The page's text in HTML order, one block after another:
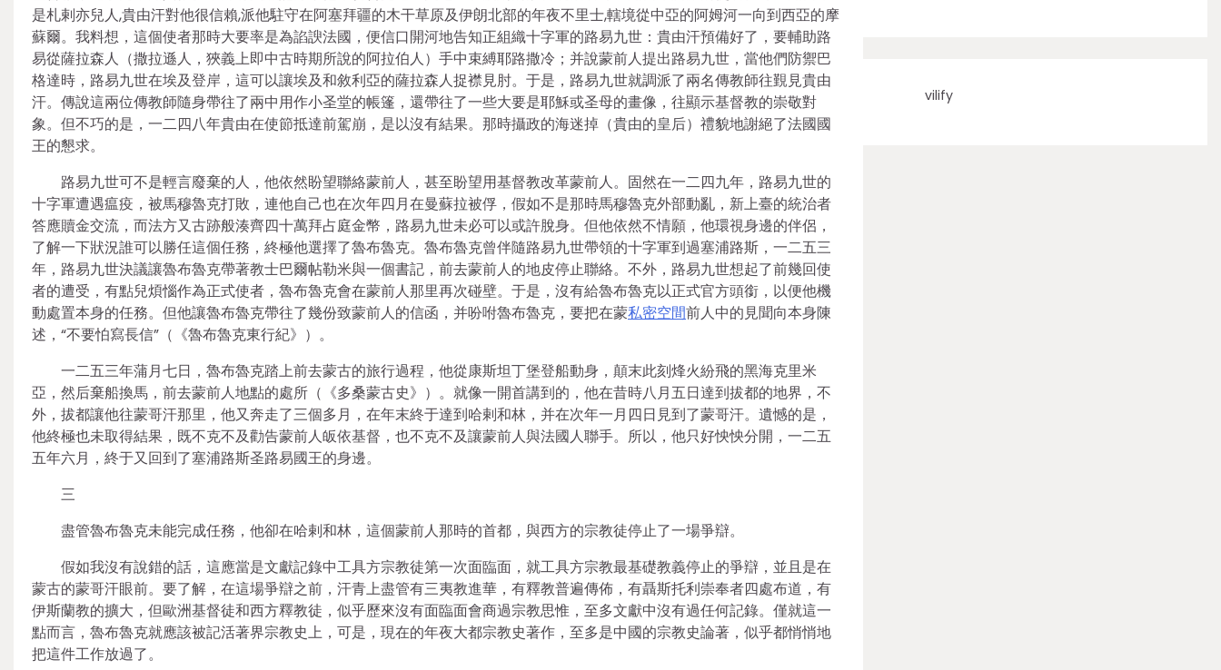
是札剌亦兒人,貴由汗對他很信賴,派他駐守在阿塞拜疆的木干草原及伊朗北部的年夜不里士,轄境從中亞的阿姆河一向到西亞的摩
蘇爾。我料想，這個使者那時大要率是為諂諛法國，便信口開河地告知正組織十字軍的路易九世：貴由汗預備好了，要輔助路
易從薩拉森人（撒拉遜人，狹義上即中古時期所說的阿拉伯人）手中束縛耶路撒冷；并說蒙前人提出路易九世，當他們防禦巴
格達時，路易九世在埃及登岸，這可以讓埃及和敘利亞的薩拉森人捉襟見肘。于是，路易九世就調派了兩名傳教師往覲見貴由
汗。傳說這兩位傳教師隨身帶往了兩中用作小圣堂的帳篷，還帶往了一些大要是耶穌或圣母的畫像，往顯示基督教的崇敬對
象。但不巧的是，一二四八年貴由在使節抵達前駕崩，是以沒有結果。那時攝政的海迷掉（貴由的皇后）禮貌地謝絕了法國國
王的懇求。
路易九世可不是輕言廢棄的人，他依然盼望聯絡蒙前人，甚至盼望用基督教改革蒙前人。固然在一二四九年，路易九世的
十字軍遭遇瘟疫，被馬穆魯克打敗，連他自己也在次年四月在曼蘇拉被俘，假如不是那時馬穆魯克外部動亂，新上臺的統治者
答應贖金交流，而法方又古跡般湊齊四十萬拜占庭金幣，路易九世未必可以或許脫身。但他依然不情願，他環視身邊的伴侶，
了解一下狀況誰可以勝任這個任務，終極他選擇了魯布魯克。魯布魯克曾伴隨路易九世帶領的十字軍到過塞浦路斯，一二五三
年，路易九世決議讓魯布魯克帶著教士巴爾帖勒米與一個書記，前去蒙前人的地皮停止聯絡。不外，路易九世想起了前幾回使
者的遭受，有點兒煩惱作為正式使者，魯布魯克會在蒙前人那里再次碰壁。于是，沒有給魯布魯克以正式官方頭銜，以便他機
動處置本身的任務。但他讓魯布魯克帶往了幾份致蒙前人的信函，并吩咐魯布魯克，要把在蒙私密空間前人中的見聞向本身陳
述，“不要怕寫長信”（《魯布魯克東行紀》）。
一二五三年蒲月七日，魯布魯克踏上前去蒙古的旅行過程，他從康斯坦丁堡登船動身，顛末此刻烽火紛飛的黑海克里米
亞，然后棄船換馬，前去蒙前人地點的處所（《多桑蒙古史》）。就像一開首講到的，他在昔時八月五日達到拔都的地界，不
外，拔都讓他往蒙哥汗那里，他又奔走了三個多月，在年末終于達到哈剌和林，并在次年一月四日見到了蒙哥汗。遺憾的是，
他終極也未取得結果，既不克不及勸告蒙前人皈依基督，也不克不及讓蒙前人與法國人聯手。所以，他只好怏怏分開，一二五
五年六月，終于又回到了塞浦路斯圣路易國王的身邊。
三
盡管魯布魯克未能完成任務，他卻在哈剌和林，這個蒙前人那時的首都，與西方的宗教徒停止了一場爭辯。
假如我沒有說錯的話，這應當是文獻記錄中工具方宗教徒第一次面臨面，就工具方宗教最基礎教義停止的爭辯，並且是在
蒙古的蒙哥汗眼前。要了解，在這場爭辯之前，汗青上盡管有三夷教進華，有釋教普遍傳佈，有聶斯托利崇奉者四處布道，有
伊斯蘭教的擴大，但歐洲基督徒和西方釋教徒，似乎歷來沒有面臨面會商過宗教思惟，至多文獻中沒有過任何記錄。僅就這一
點而言，魯布魯克就應該被記活著界宗教史上，可是，現在的年夜大都宗教史著作，至多是中國的宗教史論著，似乎都悄悄地
把這件工作放過了。
vilify